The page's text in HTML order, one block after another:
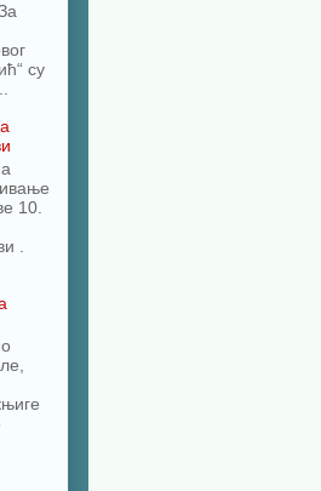
су
10.
.